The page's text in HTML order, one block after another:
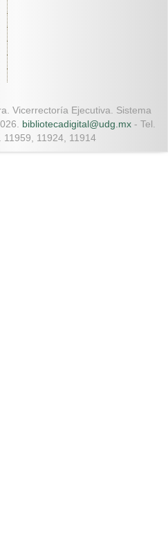
Vicerrectoría Ejecutiva. Sistema
bibliotecadigital@udg.mx - Tel.
11959, 11924, 11914